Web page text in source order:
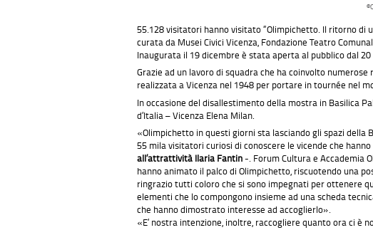
55.128 visitatori hanno visitato “Olimpichetto. Il ritorno di
curata da Musei Civici Vicenza, Fondazione Teatro
Inaugurata il 19 dicembre è stata aperta al pubblico dal
Grazie ad un lavoro di squadra che ha coinvolto
realizzata a Vicenza nel 1948 per portare in tournée nel
In occasione del disallestimento della mostra in Basilica
d’Italia – Vicenza Elena Milan.
«Olimpichetto in questi giorni sta lasciando gli spazi della
55 mila visitatori curiosi di conoscere le vicende che
all’attrattività Ilaria Fantin-. Forum Cultura e Accademia
hanno animato il palco di Olimpichetto, riscuotendo una
ringrazio tutti coloro che si sono impegnati per ottenere
elementi che lo compongono insieme ad una scheda
che hanno dimostrato interesse ad accoglierlo».
«E’ nostra intenzione, inoltre, raccogliere quanto ora ci è